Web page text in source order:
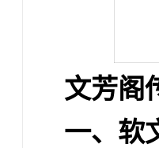
文芳阁
一、软